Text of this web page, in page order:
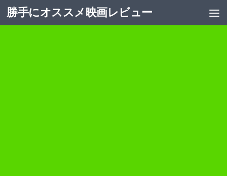
コンテンツへスキップ
勝手にオススメ映画レビュー